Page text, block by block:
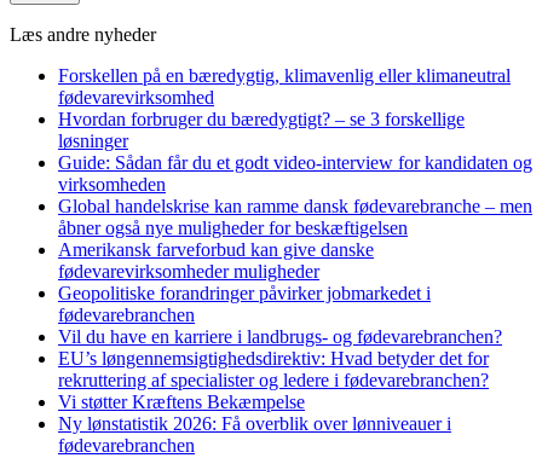
Læs andre nyheder
Forskellen på en bæredygtig, klimavenlig eller klimaneutral
fødevarevirksomhed
Hvordan forbruger du bæredygtigt? – se 3 forskellige
løsninger
Guide: Sådan får du et godt video-interview for kandidaten og
virksomheden
Global handelskrise kan ramme dansk fødevarebranche – men
åbner også nye muligheder for beskæftigelsen
Amerikansk farveforbud kan give danske
fødevarevirksomheder muligheder
Geopolitiske forandringer påvirker jobmarkedet i
fødevarebranchen
Vil du have en karriere i landbrugs- og fødevarebranchen?
EU’s løngennemsigtighedsdirektiv: Hvad betyder det for
rekruttering af specialister og ledere i fødevarebranchen?
Vi støtter Kræftens Bekæmpelse
Ny lønstatistik 2026: Få overblik over lønniveauer i
fødevarebranchen